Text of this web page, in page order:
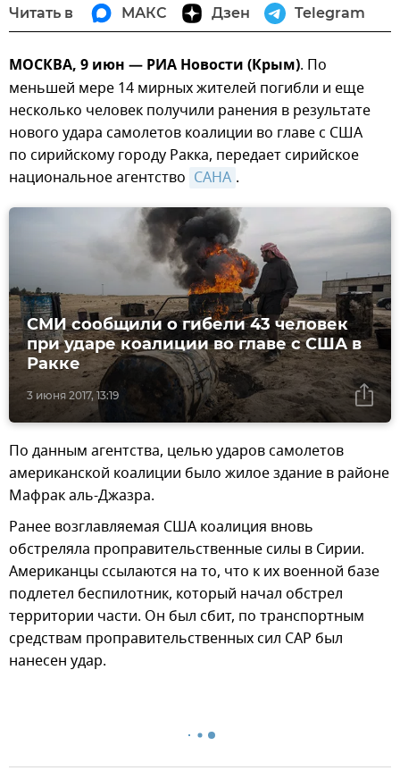
Читать в МАКС Дзен Telegram
МОСКВА, 9 июн — РИА Новости (Крым). По
меньшей мере 14 мирных жителей погибли и еще
несколько человек получили ранения в результате
нового удара самолетов коалиции во главе с США
по сирийскому городу Ракка, передает сирийское
национальное агентство САНА .
3 июня 2017, 13:19
СМИ сообщили о гибели 43 человек
при ударе коалиции во главе с США в
Ракке
По данным агентства, целью ударов самолетов
американской коалиции было жилое здание в районе
Мафрак аль-Джазра.
Ранее возглавляемая США коалиция вновь
обстреляла проправительственные силы в Сирии.
Американцы ссылаются на то, что к их военной базе
подлетел беспилотник, который начал обстрел
территории части. Он был сбит, по транспортным
средствам проправительственных сил САР был
нанесен удар.